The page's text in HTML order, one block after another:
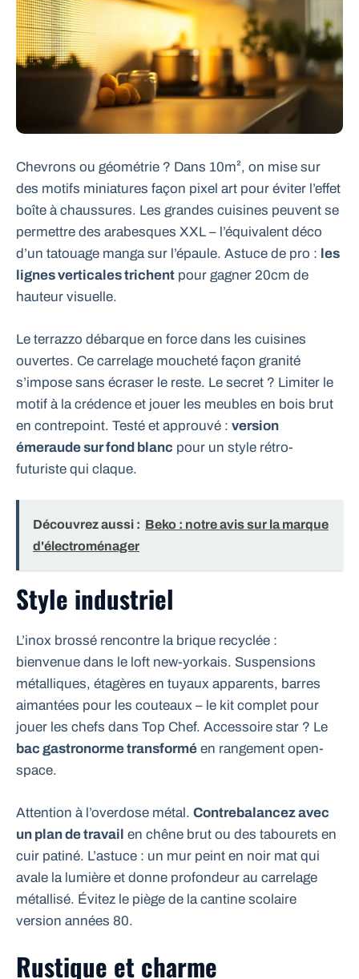
Chevrons ou géométrie ? Dans 10m², on mise sur
des motifs miniatures façon pixel art pour éviter l’effet
boîte à chaussures. Les grandes cuisines peuvent se
permettre des arabesques XXL – l’équivalent déco
d’un tatouage manga sur l’épaule. Astuce de pro : les
lignes verticales trichent pour gagner 20cm de
hauteur visuelle.
Le terrazzo débarque en force dans les cuisines
ouvertes. Ce carrelage moucheté façon granité
s’impose sans écraser le reste. Le secret ? Limiter le
motif à la crédence et jouer les meubles en bois brut
en contrepoint. Testé et approuvé : version
émeraude sur fond blanc pour un style rétro-
futuriste qui claque.
Découvrez aussi : Beko : notre avis sur la marque
d'électroménager
Style industriel
L’inox brossé rencontre la brique recyclée :
bienvenue dans le loft new-yorkais. Suspensions
métalliques, étagères en tuyaux apparents, barres
aimantées pour les couteaux – le kit complet pour
jouer les chefs dans Top Chef. Accessoire star ? Le
bac gastronorme transformé en rangement open-
space.
Attention à l’overdose métal. Contrebalancez avec
un plan de travail en chêne brut ou des tabourets en
cuir patiné. L’astuce : un mur peint en noir mat qui
avale la lumière et donne profondeur au carrelage
métallisé. Évitez le piège de la cantine scolaire
version années 80.
Rustique et charme